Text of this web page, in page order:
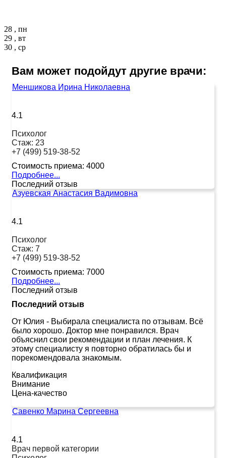
28 , пн
29 , вт
30 , ср
Вам может подойдут другие врачи:
Меншикова Ирина Николаевна
4.1
Психолог
Стаж: 23
+7 (499) 519-38-52
Стоимость приема: 4000
Подробнее...
Последний отзыв
Азуевская Анастасия Вадимовна
4.1
Психолог
Стаж: 7
+7 (499) 519-38-52
Стоимость приема: 7000
Подробнее...
Последний отзыв
Последний отзыв
От Юлия - Выбирала специалиста по отзывам. Всё
было хорошо. Доктор мне понравился. Врач
объяснил свои рекомендации и план лечения. К
этому специалисту я повторно обратилась бы и
порекомендовала знакомым.
Квалификация
Внимание
Цена-качество
Савенко Марина Сергеевна
4.1
Врач первой категории